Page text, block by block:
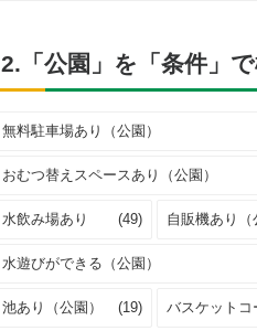
2.「公園」を「条件」
無料駐車場あり（公園）
おむつ替えスペースあり（公園）
水飲み場あり (49) 自販機あり（
水遊びができる（公園）
池あり（公園） (19) バスケットコ